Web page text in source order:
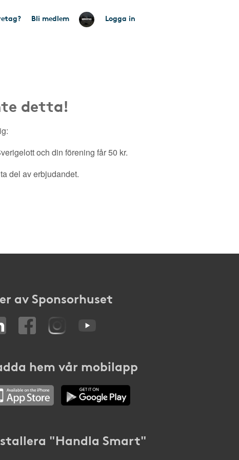
Bli medlem Logga in
detta!
och din förening får 50 kr.
del av erbjudandet.
av Sponsorhuset
hem vår mobilapp
"Handla Smart"